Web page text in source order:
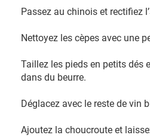
Passez au chinois et rectifiez
Nettoyez les cèpes avec une
Taillez les pieds en petits dés
dans du beurre.
Déglacez avec le reste de vin
Ajoutez la choucroute et